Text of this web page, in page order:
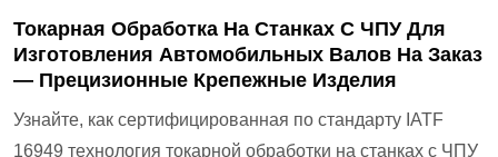
Токарная Обработка На Станках С ЧПУ Для
Изготовления Автомобильных Валов На Заказ
— Прецизионные Крепежные Изделия
Узнайте, как сертифицированная по стандарту IATF
16949 технология токарной обработки на станках с ЧПУ